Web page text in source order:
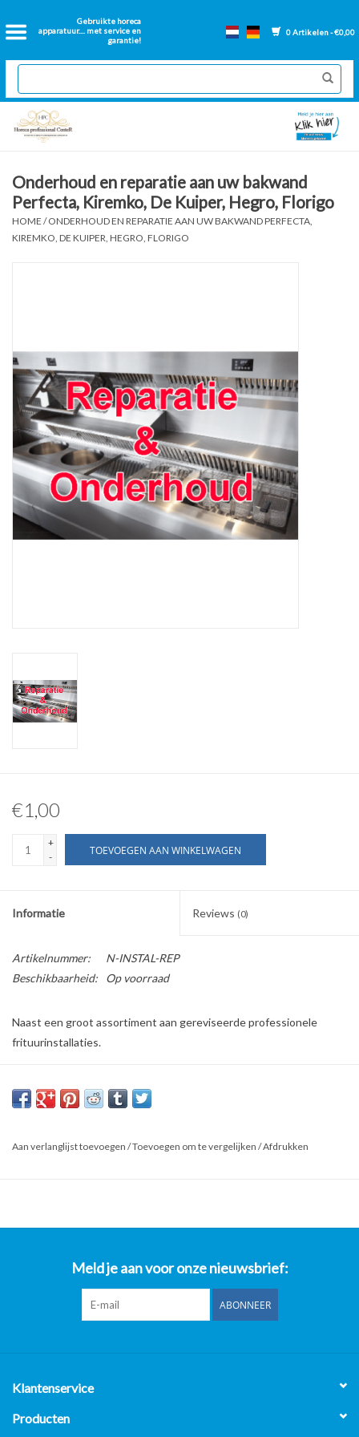
Gebruikte horeca
apparatuur.... met service en
garantie!
0 Artikelen - €0,00
Home
2dehands Horeca
Nieuwe apparatuur
GN Bakken
Onderdelen bakwanden
Onderhoud en reparatie aan uw bakwand
Perfecta, Kiremko, De Kuiper, Hegro, Florigo
HOME /ONDERHOUD EN REPARATIE AAN UW BAKWAND PERFECTA,
KIREMKO, DE KUIPER, HEGRO, FLORIGO
€1,00
+
-
TOEVOEGEN AAN WINKELWAGEN
Informatie Reviews (0)
Artikelnummer:
N-INSTAL-REP
Beschikbaarheid:
Op voorraad
Naast een groot assortiment aan gereviseerde professionele
frituurinstallaties.
bakwanden.
Aan verlanglijst toevoegen /Toevoegen om te vergelijken /Afdrukken
Meld je aan voor onze nieuwsbrief:
ABONNEER
Klantenservice
Producten